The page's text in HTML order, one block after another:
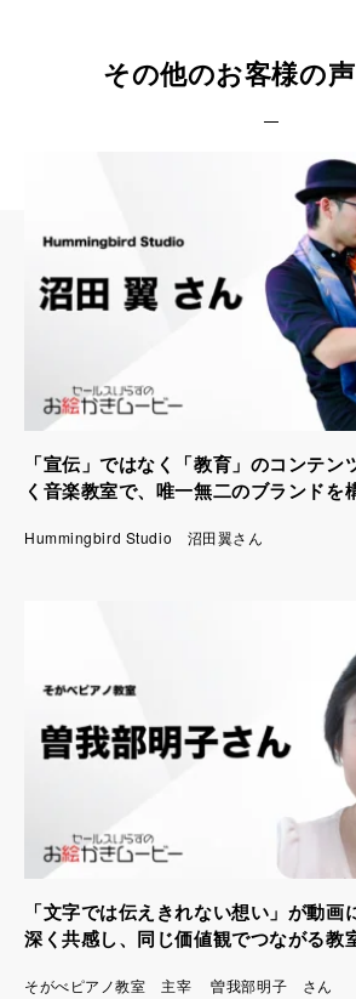
その他のお客様の
「宣伝」ではなく「教育」のコンテ
く音楽教室で、唯一無二のブランドを
Hummingbird Studio 沼田翼さん
「文字では伝えきれない想い」が動画
深く共感し、同じ価値観でつながる教
そがべピアノ教室 主宰 曽我部明子 さん